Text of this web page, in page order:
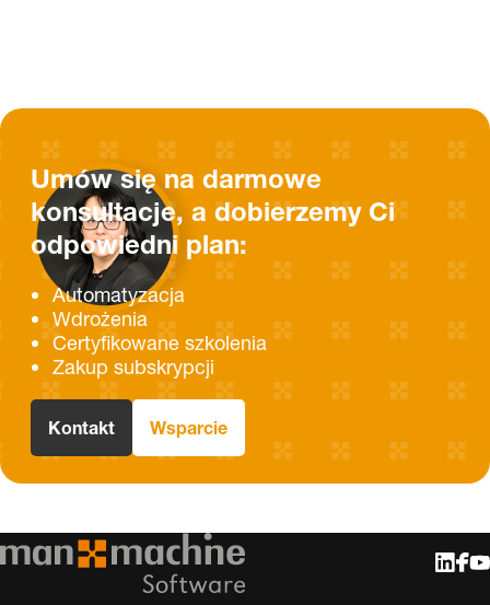
Umów się na darmowe
konsultacje, a dobierzemy Ci
odpowiedni plan:
Automatyzacja
Wdrożenia
Certyfikowane szkolenia
Zakup subskrypcji
Kontakt Wsparcie